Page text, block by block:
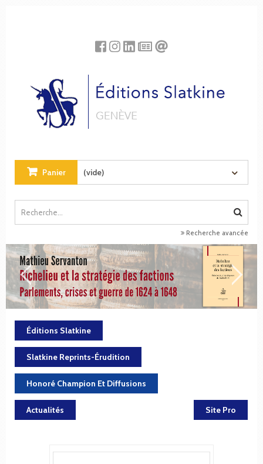
Panier (vide)
Recherche avancée
Éditions Slatkine
Slatkine Reprints-Érudition
Honoré Champion Et Diffusions
Actualités Site Pro